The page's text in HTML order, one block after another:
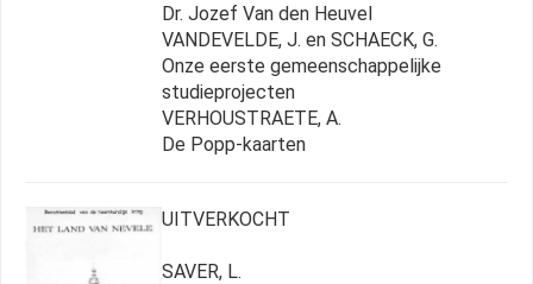
Dr. Jozef Van den Heuvel
VANDEVELDE, J. en SCHAECK, G.
Onze eerste gemeenschappelijke
studieprojecten
VERHOUSTRAETE, A.
De Popp-kaarten
UITVERKOCHT
SAVER, L.